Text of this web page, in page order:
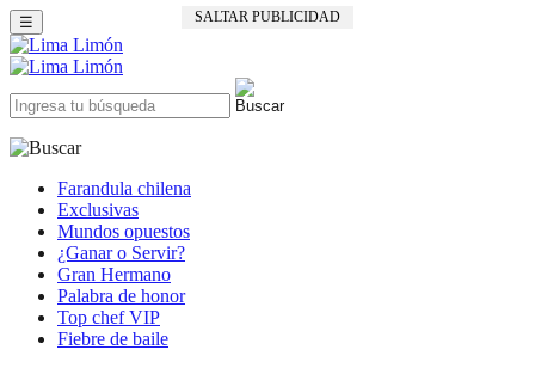
SALTAR PUBLICIDAD
☰
Farandula chilena
Exclusivas
Mundos opuestos
¿Ganar o Servir?
Gran Hermano
Palabra de honor
Top chef VIP
Fiebre de baile